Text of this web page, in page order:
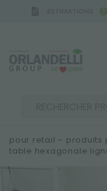
0
RÉSULTATS DE
pour retail – produits
table hexagonale